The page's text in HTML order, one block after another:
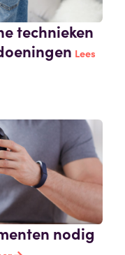
technieken
Lees
nodig